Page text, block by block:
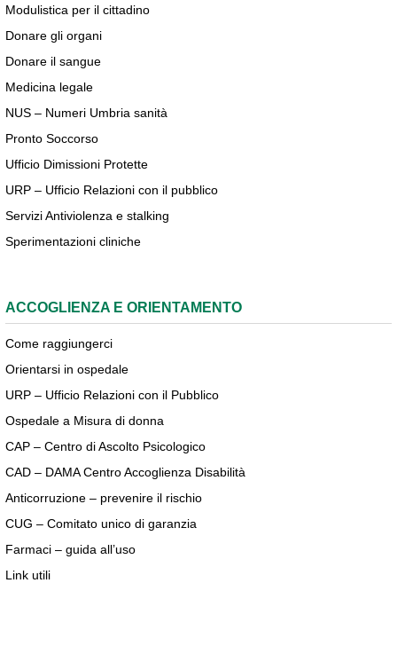
Modulistica per il cittadino
Donare gli organi
Donare il sangue
Medicina legale
NUS – Numeri Umbria sanità
Pronto Soccorso
Ufficio Dimissioni Protette
URP – Ufficio Relazioni con il pubblico
Servizi Antiviolenza e stalking
Sperimentazioni cliniche
ACCOGLIENZA E ORIENTAMENTO
Come raggiungerci
Orientarsi in ospedale
URP – Ufficio Relazioni con il Pubblico
Ospedale a Misura di donna
CAP – Centro di Ascolto Psicologico
CAD – DAMA Centro Accoglienza Disabilità
Anticorruzione – prevenire il rischio
CUG – Comitato unico di garanzia
Farmaci – guida all’uso
Link utili